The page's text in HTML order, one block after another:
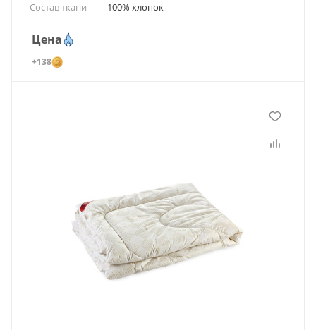
Состав ткани — 100% хлопок
Цена
+138